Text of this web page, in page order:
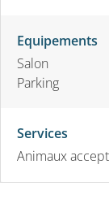
Equipements
Salon
Parking
Services
Animaux